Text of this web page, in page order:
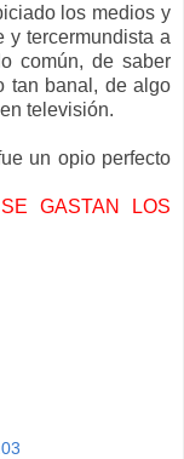
los medios y
y tercermundista a
común, de saber
tan banal, de algo
televisión.
un opio perfecto
GASTAN LOS